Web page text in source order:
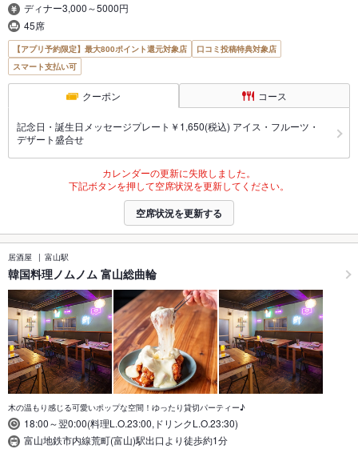
ディナー3,000～5000円
45席
【アプリ予約限定】最大800ポイント還元対象店
口コミ投稿特典対象店
スマート支払い可
クーポン コース
記念日・誕生日メッセージプレート￥1,650(税込) アイス・フルーツ・
デザート盛合せ
カレンダーの更新に失敗しました。
下記ボタンを押して空席状況を更新してください。
空席状況を更新する
居酒屋 富山駅
韓国料理ノムノム 富山総曲輪
木の温もり感じる可愛いポップな空間！ゆったり貸切パーティー♪
18:00～翌0:00(料理L.O.23:00,ドリンクL.O.23:30)
富山地鉄市内線荒町(富山)駅出口より徒歩約1分